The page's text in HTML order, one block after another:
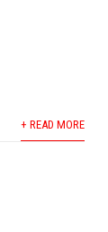
+ READ MORE